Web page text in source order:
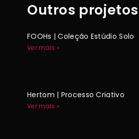
Outros projetos
FOOHs | Coleção Estúdio Solo
Ver mais »
Hertom | Processo Criativo
Ver mais »